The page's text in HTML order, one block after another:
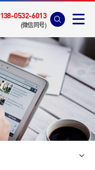
138-0532-6013
(微信同号)
行业新闻